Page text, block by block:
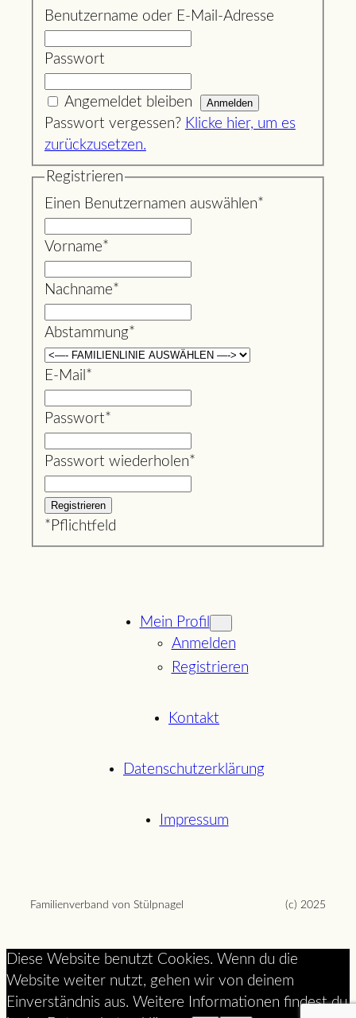
Benutzername oder E-Mail-Adresse
Passwort
Angemeldet bleiben
Passwort vergessen? Klicke hier, um es
zurückzusetzen.
Registrieren
Einen Benutzernamen auswählen*
Vorname*
Nachname*
Abstammung*
E-Mail *
Passwort*
Passwort wiederholen*
* Pflichtfeld
Mein Profil
Anmelden
Registrieren
Kontakt
Datenschutzerklärung
Impressum
Familienverband von Stülpnagel (c) 2025
Diese Website benutzt Cookies. Wenn du die
Website weiter nutzt, gehen wir von deinem
Einverständnis aus. Weitere Informationen findest du